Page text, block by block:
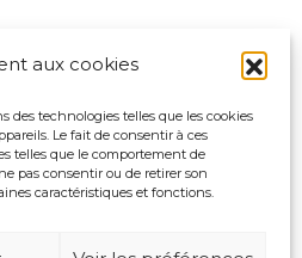
aux cookies
des technologies telles que les cookies
Le fait de consentir à ces
telles que le comportement de
pas consentir ou de retirer son
caractéristiques et fonctions.